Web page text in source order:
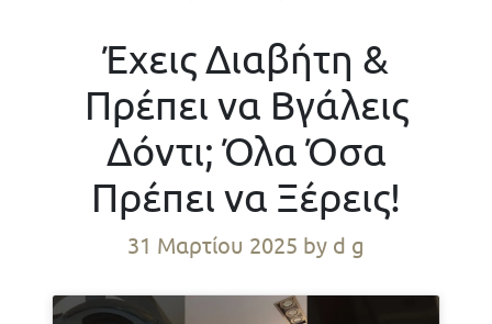
Έχεις Διαβήτη &
Πρέπει να Βγάλεις
Δόντι; Όλα Όσα
Πρέπει να Ξέρεις!
31 Μαρτίου 2025 by d g